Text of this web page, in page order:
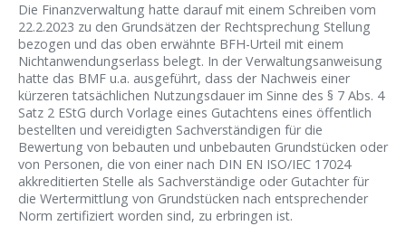
Die Finanzverwaltung hatte darauf mit einem Schreiben vom
22.2.2023 zu den Grundsätzen der Rechtsprechung Stellung
bezogen und das oben erwähnte BFH-Urteil mit einem
Nichtanwendungserlass belegt. In der Verwaltungsanweisung
hatte das BMF u.a. ausgeführt, dass der Nachweis einer
kürzeren tatsächlichen Nutzungsdauer im Sinne des § 7 Abs. 4
Satz 2 EStG durch Vorlage eines Gutachtens eines öffentlich
bestellten und vereidigten Sachverständigen für die
Bewertung von bebauten und unbebauten Grundstücken oder
von Personen, die von einer nach DIN EN ISO/IEC 17024
akkreditierten Stelle als Sachverständige oder Gutachter für
die Wertermittlung von Grundstücken nach entsprechender
Norm zertifiziert worden sind, zu erbringen ist.